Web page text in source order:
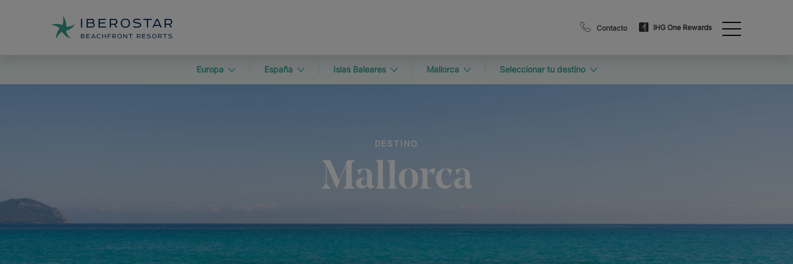
Contacto IHG One Rewards
Europa España Islas Baleares Mallorca Seleccionar tu destino
DESTINO
Mallorca